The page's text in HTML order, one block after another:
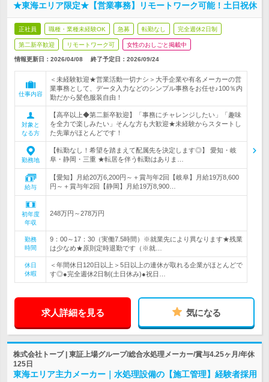
★東海エリア限定★【営業事務】リモートワーク可能！土日祝休
正社員 職種・業種未経験OK 急募 転勤なし 完全週休2日制
第二新卒歓迎 リモートワーク可 女性のおしごと掲載中
情報更新日：2026/04/08 終了予定日： 2026/09/24
仕事内容
＜未経験歓迎★営業活動一切ナシ＞大手企業や有名メーカーの営
業事務として、データ入力などのシンプル事務をお任せ♪100％内
勤だから髪色服装自由！
対象と
なる方
【高卒以上◆第二新卒歓迎】「事務にチャレンジしたい」「趣味
を全力で楽しみたい」そんな方も大歓迎★未経験からスタートし
た先輩がほとんどです！
勤務地
【転勤なし！希望を踏まえて配属先を決定します◎】 愛知・岐
阜・静岡・三重 ★転居を伴う転勤はありま…
給与
【愛知】月給20万6,200円～＋賞与年2回【岐阜】月給19万8,600
円～＋賞与年2回【静岡】月給19万8,900…
初年度
年収
248万円～278万円
勤務
時間
9：00～17：30（実働7.5時間）※就業先により異なります★残業
は少なめ★原則定時退勤です（※就…
休日
休暇
＜年間休日120日以上＞5日以上の連休が取れる企業がほとんどで
す◎●完全週休2日制(土日休み)●祝日…
求人詳細を見る 気になる
株式会社トーブ | 東証上場グループ/総合水処理メーカー/賞与4.25ヶ月/年休
125日
東海エリア主力メーカー｜水処理設備の【施工管理】経験者採用